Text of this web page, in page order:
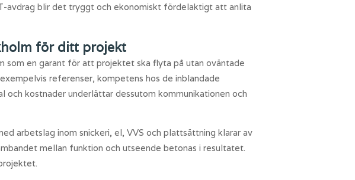
avdrag blir det tryggt och ekonomiskt fördelaktigt att anlita
för ditt projekt
som en garant för att projektet ska flyta på utan oväntade
referenser, kompetens hos de inblandade
och kostnader underlättar dessutom kommunikationen och
arbetslag inom snickeri, el, VVS och plattsättning klarar av
mellan funktion och utseende betonas i resultatet.